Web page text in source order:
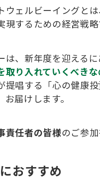
ウェルビーイングと
現するための経営戦略
は、新年度を迎えるに
取り入れていくべき
提唱する「心の健康
届けします。
責任者の皆様のご参加
おすすめ